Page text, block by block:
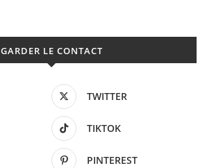
GARDER LE CONTACT
TWITTER
TIKTOK
PINTEREST